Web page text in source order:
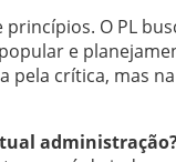
O PL
e
pela crítica, mas